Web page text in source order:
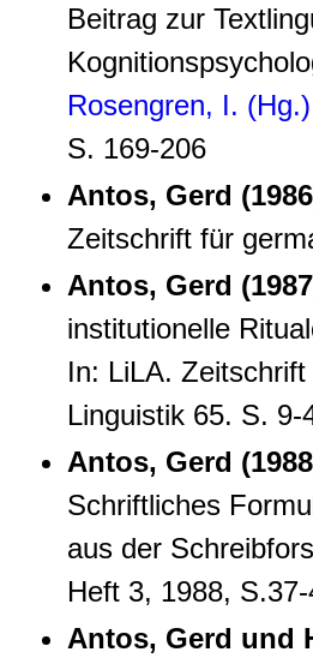
Beitrag zur
Rosengren, I.
S. 169-206
Antos, Gerd
Zeitschrift für
Antos, Gerd
institutionelle
In: LiLA.
Linguistik 65. S. 9-
Antos, Gerd
Schriftliches
aus der
Heft 3, 1988,
Antos, Gerd und